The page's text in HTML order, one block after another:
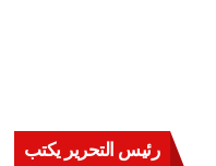
رئيس التحرير يكتب